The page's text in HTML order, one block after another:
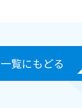
一覧にもどる